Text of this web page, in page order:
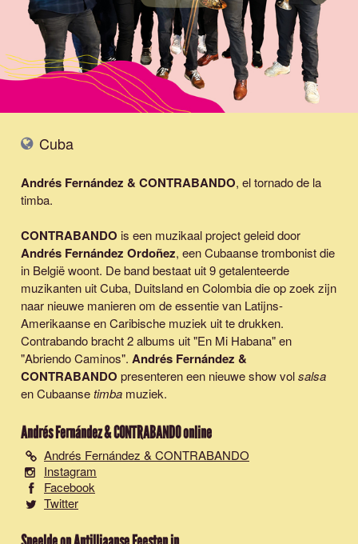
Cuba
Andrés Fernández & CONTRABANDO, el tornado de la
timba.
CONTRABANDO is een muzikaal project geleid door
Andrés Fernández Ordoñez, een Cubaanse trombonist die
in België woont. De band bestaat uit 9 getalenteerde
muzikanten uit Cuba, Duitsland en Colombia die op zoek zijn
naar nieuwe manieren om de essentie van Latijns-
Amerikaanse en Caribische muziek uit te drukken.
Contrabando bracht 2 albums uit "En Mi Habana" en
"Abriendo Caminos". Andrés Fernández &
CONTRABANDO presenteren een nieuwe show volsalsa
en Cubaansetimba muziek.
Andrés Fernández & CONTRABANDOonline
Andrés Fernández & CONTRABANDO
Instagram
Facebook
Twitter